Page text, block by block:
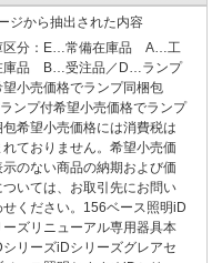
ジから抽出された内容
区分：E…常備在庫品 A…工
庫品 B…受注品／D…ランプ
望小売価格でランプ同梱包
ンプ付希望小売価格でランプ
包希望小売価格には消費税は
れておりません。希望小売価
示のない商品の納期および価
ついては、お取引先にお問い
せください。156ベース照明iD
ーズリニューアル専用器具本
リーズiDシリーズグレアセ